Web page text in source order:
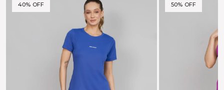
40% OFF 50% OFF